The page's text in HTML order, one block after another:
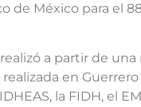
de México para el
a partir de
en
la FIDH, el